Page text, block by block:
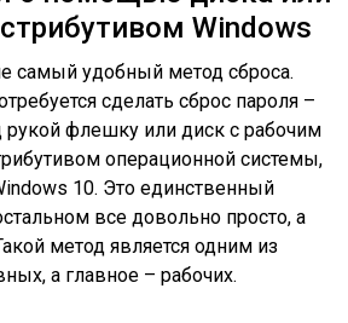
Windows
самый удобный метод сброса.
сделать сброс пароля –
рукой флешку или диск с рабочим
операционной системы,
10. Это единственный
все довольно просто, а
метод является одним из
а главное – рабочих.